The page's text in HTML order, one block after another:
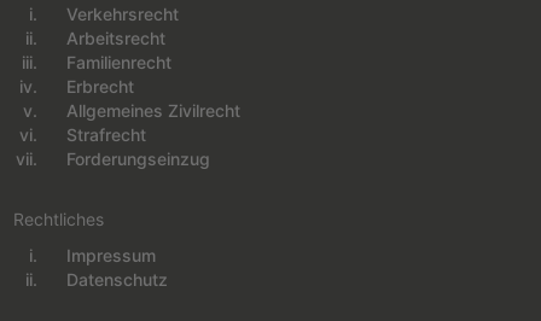
Navigation überspringen
Verkehrsrecht
Arbeitsrecht
Familienrecht
Erbrecht
Allgemeines Zivilrecht
Strafrecht
Forderungseinzug
Rechtliches
Navigation überspringen
Impressum
Datenschutz